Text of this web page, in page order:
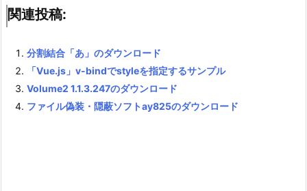
関連投稿:
分割結合「あ」のダウンロード
「Vue.js」v-bindでstyleを指定するサンプル
Volume2 1.1.3.247のダウンロード
ファイル偽装・隠蔽ソフトay825のダウンロード